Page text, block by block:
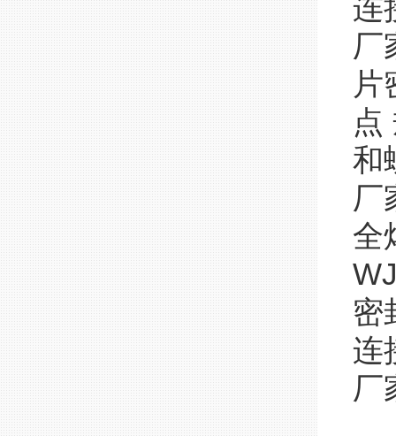
连
厂
片
点
和
厂
全
密
连
厂